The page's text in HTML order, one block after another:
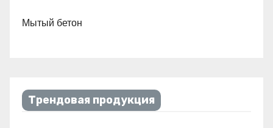
Мытый бетон
Трендовая продукция